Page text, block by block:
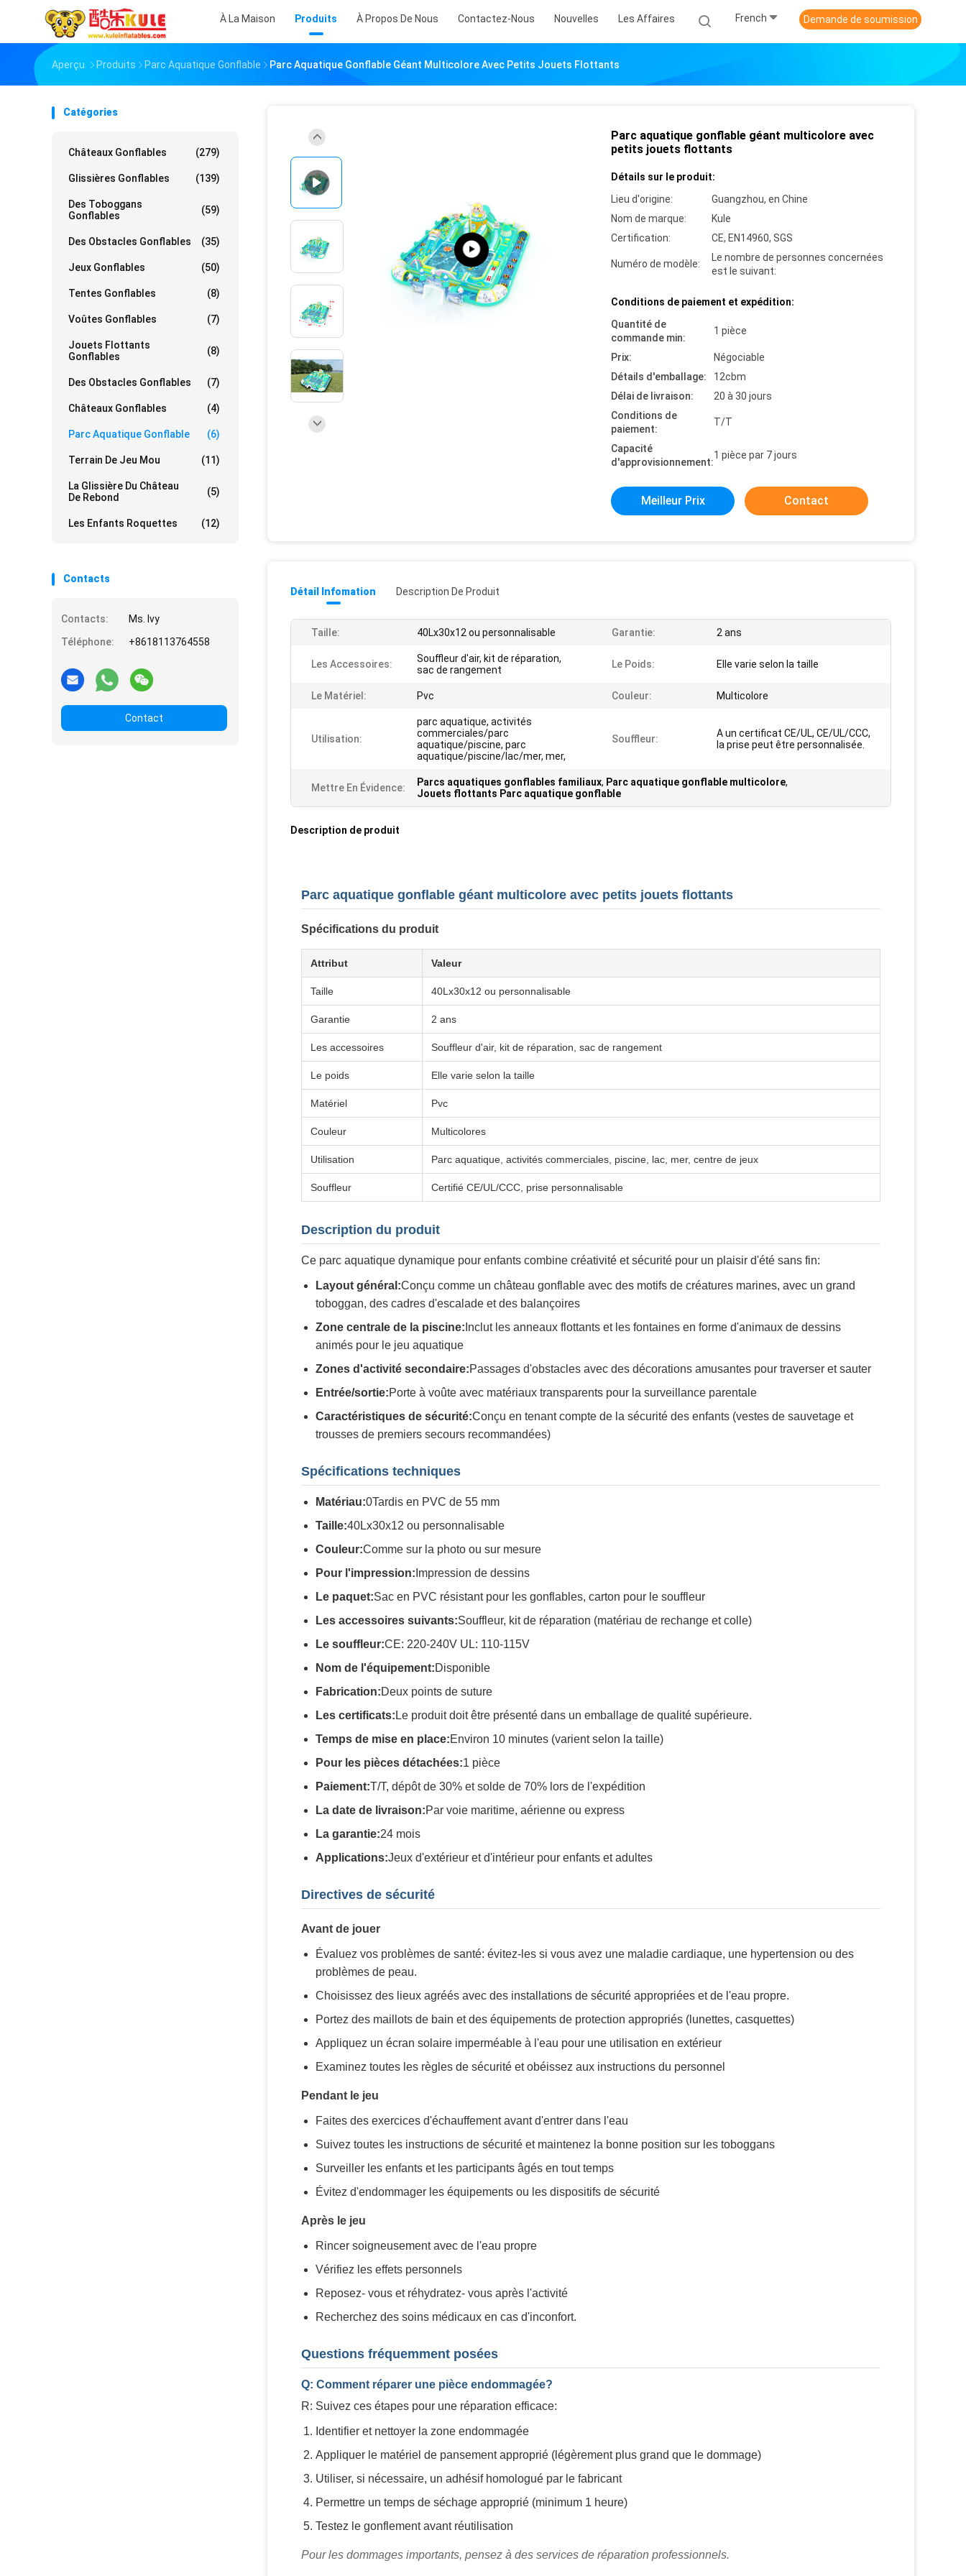
À La Maison Produits À Propos De Nous Contactez-Nous Nouvelles Les Affaires French Demande de soumission
Aperçu Produits Parc Aquatique Gonflable Parc Aquatique Gonflable Géant Multicolore Avec Petits Jouets Flottants
Catégories
Châteaux Gonflables (279)
Glissières Gonflables (139)
Des Toboggans
Gonflables
(59)
Des Obstacles Gonflables (35)
Jeux Gonflables (50)
Tentes Gonflables (8)
Voûtes Gonflables (7)
Jouets Flottants
Gonflables
(8)
Des Obstacles Gonflables (7)
Châteaux Gonflables (4)
Parc Aquatique Gonflable (6)
Terrain De Jeu Mou (11)
La Glissière Du Château
De Rebond
(5)
Les Enfants Roquettes (12)
Contacts
Contacts:
Ms. Ivy
Téléphone:
+8618113764558
Contact
Parc aquatique gonflable géant multicolore avec
petits jouets flottants
Détails sur le produit:
Lieu d'origine:
Guangzhou, en Chine
Nom de marque:
Kule
Certification:
CE, EN14960, SGS
Numéro de modèle:
Le nombre de personnes concernées
est le suivant:
Conditions de paiement et expédition:
Quantité de
commande min:
1 pièce
Prix:
Négociable
Détails d'emballage:
12cbm
Délai de livraison:
20 à 30 jours
Conditions de
paiement:
T/T
Capacité
d'approvisionnement:
1 pièce par 7 jours
Meilleur Prix Contact
Détail Infomation Description De Produit
Taille: 40Lx30x12 ou personnalisable Garantie: 2 ans
Les Accessoires:
Souffleur d'air, kit de réparation,
sac de rangement
Le Poids: Elle varie selon la taille
Le Matériel: Pvc Couleur: Multicolore
Utilisation:
parc aquatique, activités
commerciales/parc
aquatique/piscine, parc
aquatique/piscine/lac/mer, mer,
Souffleur:
A un certificat CE/UL, CE/UL/CCC,
la prise peut être personnalisée.
Mettre En Évidence: Parcs aquatiques gonflables familiaux, Parc aquatique gonflable multicolore,
Jouets flottants Parc aquatique gonflable
Description de produit
Parc aquatique gonflable géant multicolore avec petits jouets flottants
Spécifications du produit
Attribut Valeur
Taille 40Lx30x12 ou personnalisable
Garantie 2 ans
Les accessoires Souffleur d'air, kit de réparation, sac de rangement
Le poids Elle varie selon la taille
Matériel Pvc
Couleur Multicolores
Utilisation Parc aquatique, activités commerciales, piscine, lac, mer, centre de jeux
Souffleur Certifié CE/UL/CCC, prise personnalisable
Description du produit
Ce parc aquatique dynamique pour enfants combine créativité et sécurité pour un plaisir d'été sans fin:
Layout général:Conçu comme un château gonflable avec des motifs de créatures marines, avec un grand
toboggan, des cadres d'escalade et des balançoires
Zone centrale de la piscine: Inclut les anneaux flottants et les fontaines en forme d'animaux de dessins
animés pour le jeu aquatique
Zones d'activité secondaire:Passages d'obstacles avec des décorations amusantes pour traverser et sauter
Entrée/sortie:Porte à voûte avec matériaux transparents pour la surveillance parentale
Caractéristiques de sécurité:Conçu en tenant compte de la sécurité des enfants (vestes de sauvetage et
trousses de premiers secours recommandées)
Spécifications techniques
Matériau:0Tardis en PVC de 55 mm
Taille:40Lx30x12 ou personnalisable
Couleur:Comme sur la photo ou sur mesure
Pour l'impression: Impression de dessins
Le paquet:Sac en PVC résistant pour les gonflables, carton pour le souffleur
Les accessoires suivants:Souffleur, kit de réparation (matériau de rechange et colle)
Le souffleur:CE: 220-240V UL: 110-115V
Nom de l'équipement:Disponible
Fabrication:Deux points de suture
Les certificats: Le produit doit être présenté dans un emballage de qualité supérieure.
Temps de mise en place:Environ 10 minutes (varient selon la taille)
Pour les pièces détachées:1 pièce
Paiement:T/T, dépôt de 30% et solde de 70% lors de l'expédition
La date de livraison:Par voie maritime, aérienne ou express
La garantie:24 mois
Applications:Jeux d'extérieur et d'intérieur pour enfants et adultes
Directives de sécurité
Avant de jouer
Évaluez vos problèmes de santé: évitez-les si vous avez une maladie cardiaque, une hypertension ou des
problèmes de peau.
Choisissez des lieux agréés avec des installations de sécurité appropriées et de l'eau propre.
Portez des maillots de bain et des équipements de protection appropriés (lunettes, casquettes)
Appliquez un écran solaire imperméable à l'eau pour une utilisation en extérieur
Examinez toutes les règles de sécurité et obéissez aux instructions du personnel
Pendant le jeu
Faites des exercices d'échauffement avant d'entrer dans l'eau
Suivez toutes les instructions de sécurité et maintenez la bonne position sur les toboggans
Surveiller les enfants et les participants âgés en tout temps
Évitez d'endommager les équipements ou les dispositifs de sécurité
Après le jeu
Rincer soigneusement avec de l'eau propre
Vérifiez les effets personnels
Reposez- vous et réhydratez- vous après l'activité
Recherchez des soins médicaux en cas d'inconfort.
Questions fréquemment posées
Q: Comment réparer une pièce endommagée?
R: Suivez ces étapes pour une réparation efficace:
Identifier et nettoyer la zone endommagée
Appliquer le matériel de pansement approprié (légèrement plus grand que le dommage)
Utiliser, si nécessaire, un adhésif homologué par le fabricant
Permettre un temps de séchage approprié (minimum 1 heure)
Testez le gonflement avant réutilisation
Pour les dommages importants, pensez à des services de réparation professionnels.